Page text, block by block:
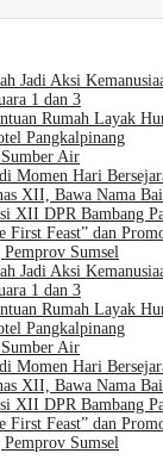
Aksi
1 dan 3
Rumah Layak
Pangkalpinang
Air
Momen Hari
XII, Bawa Nama
XII DPR Bambang
First Feast” dan
Sumsel
Aksi
1 dan 3
Rumah Layak
Pangkalpinang
Air
Momen Hari
XII, Bawa Nama
XII DPR Bambang
First Feast” dan
Sumsel